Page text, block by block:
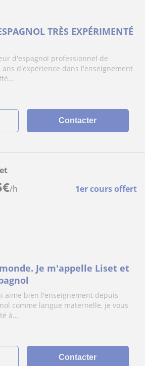
TRÈS EXPÉRIMENTÉ
d'espagnol professionnel de
ans d'expérience dans l'enseignement
Contacter
€/h 1er cours offert
Je m'appelle Liset et
aime bien l'enseignement depuis
comme langue maternelle, je vous
à...
Contacter